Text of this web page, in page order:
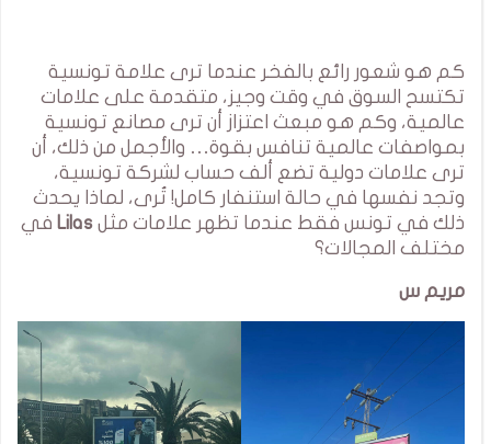
كم هو شعور رائع بالفخر عندما ترى علامة تونسية
تكتسح السوق في وقت وجيز، متقدمة على علامات
عالمية، وكم هو مبعث اعتزاز أن ترى مصانع تونسية
بمواصفات عالمية تنافس بقوة… والأجمل من ذلك، أن
ترى علامات دولية تضع ألف حساب لشركة تونسية،
وتجد نفسها في حالة استنفار كامل! تُرى، لماذا يحدث
ذلك في تونس فقط عندما تظهر علامات مثل Lilas في
مختلف المجالات؟
مريم س